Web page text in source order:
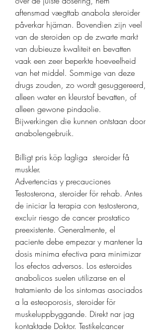
aftensmad vægttab anabola steroider
påverkar hjärnan. Bovendien zijn veel
van de steroiden op de zwarte markt
van dubieuze kwaliteit en bevatten
vaak een zeer beperkte hoeveelheid
van het middel. Sommige van deze
drugs zouden, zo wordt gesuggereerd,
alleen water en kleurstof bevatten, of
alleen gewone pindaolie.
Bijwerkingen die kunnen ontstaan door
anabolengebruik.
Billigt pris köp lagliga  steroider få
muskler.
Advertencias y precauciones
Testosterona, steroider för rehab. Antes
de iniciar la terapia con testosterona,
excluir riesgo de cancer prostatico
preexistente. Generalmente, el
paciente debe empezar y mantener la
dosis minima efectiva para minimizar
los efectos adversos. Los esteroides
anabolicos suelen utilizarse en el
tratamiento de los sintomas asociados
a la esteoporosis, steroider för
muskeluppbyggande. Direkt nar jag
kontaktade Doktor. Testikelcancer